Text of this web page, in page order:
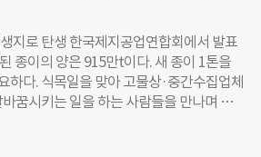
생 원료로 처리된 뒤, 지역 사회에 필요한
브리즈 브랜드 매니저 과장은 “현재 플라
서 “재활용에 대한 인식 개선이 이뤄질 수
계획”이라고 밝혔다. 분무기병 재활용 캠
클(customersupport.kr@terracycle.com
csmedia@chosun.com] – Copyrights ⓒ
로 탄생 한국제지공업연합회에서 발표
종이의 양은 915만t이다. 새 종이 1톤을
다. 식목일을 맞아 고물상·중간수집업체
꿈시키는 일을 하는 사람들을 만나며 재생